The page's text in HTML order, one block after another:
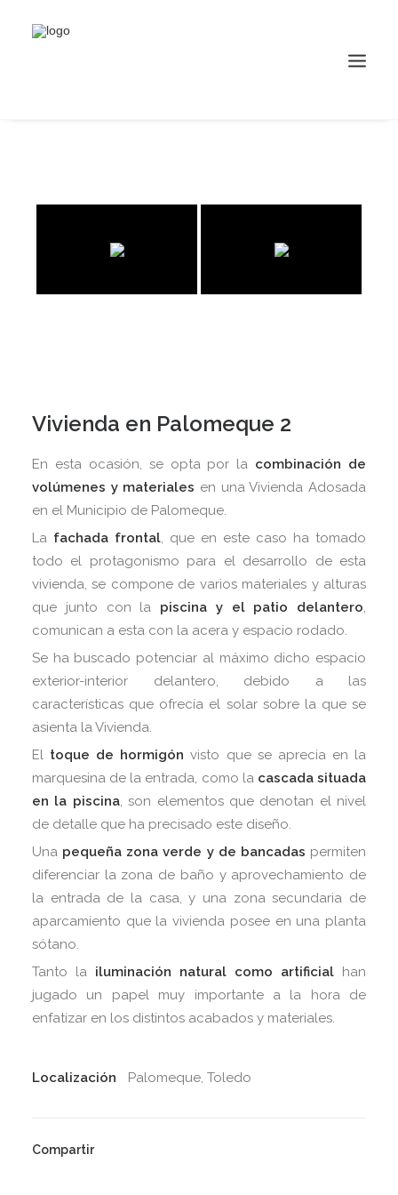
Vivienda en Palomeque 2
En esta ocasión, se opta por la combinación de
volúmenes y materiales en una Vivienda Adosada
en el Municipio de Palomeque.
La fachada frontal, que en este caso ha tomado
todo el protagonismo para el desarrollo de esta
vivienda, se compone de varios materiales y alturas
que junto con la piscina y el patio delantero,
comunican a esta con la acera y espacio rodado.
Se ha buscado potenciar al máximo dicho espacio
exterior-interior delantero, debido a las
características que ofrecía el solar sobre la que se
asienta la Vivienda.
El toque de hormigón visto que se aprecia en la
marquesina de la entrada, como la cascada situada
en la piscina, son elementos que denotan el nivel
de detalle que ha precisado este diseño.
Una pequeña zona verde y de bancadas permiten
diferenciar la zona de baño y aprovechamiento de
la entrada de la casa, y una zona secundaria de
aparcamiento que la vivienda posee en una planta
sótano.
Tanto la iluminación natural como artificial han
jugado un papel muy importante a la hora de
enfatizar en los distintos acabados y materiales.
Localización Palomeque, Toledo
Compartir